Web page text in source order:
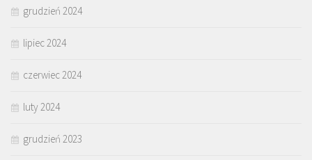
grudzień 2024
lipiec 2024
czerwiec 2024
luty 2024
grudzień 2023